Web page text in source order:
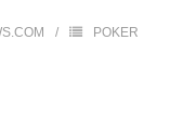
POKER